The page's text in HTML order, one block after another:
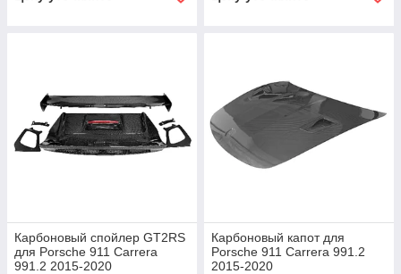
Карбоновый спойлер GT2RS
для Porsche 911 Carrera
991.2 2015-2020
Карбоновый капот для
Porsche 911 Carrera 991.2
2015-2020